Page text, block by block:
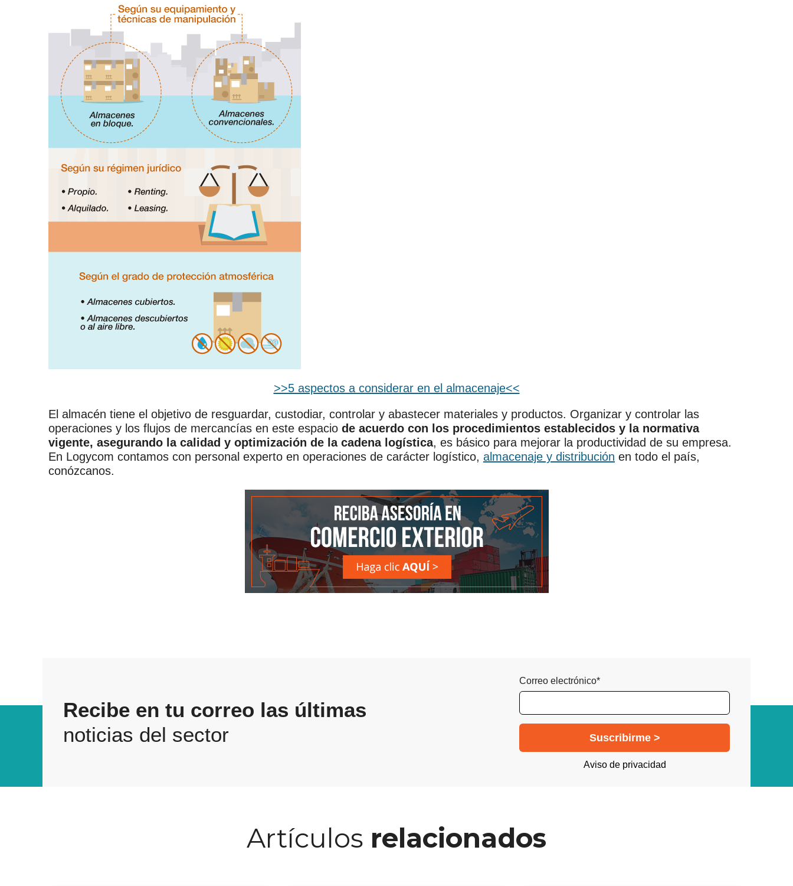
>>5 aspectos a considerar en el almacenaje<<
El almacén tiene el objetivo de resguardar, custodiar, controlar y abastecer materiales y productos. Organizar y controlar las
operaciones y los flujos de mercancías en este espacio de acuerdo con los procedimientos establecidos y la normativa
vigente, asegurando la calidad y optimización de la cadena logística, es básico para mejorar la productividad de su empresa.
En Logycom contamos con personal experto en operaciones de carácter logístico, almacenaje y distribución en todo el país,
conózcanos.
Recibe en tu correo las últimas
noticias del sector
Correo electrónico*
Aviso de privacidad
Artículos relacionados